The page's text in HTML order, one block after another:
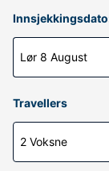
Lør 8 August
Travellers
2 Voksne